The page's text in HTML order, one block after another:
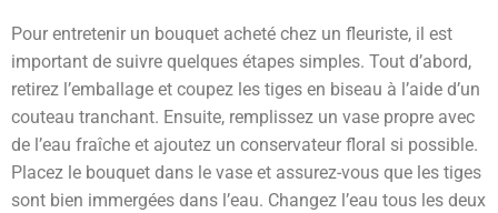
Pour entretenir un bouquet acheté chez un fleuriste, il est
important de suivre quelques étapes simples. Tout d’abord,
retirez l’emballage et coupez les tiges en biseau à l’aide d’un
couteau tranchant. Ensuite, remplissez un vase propre avec
de l’eau fraîche et ajoutez un conservateur floral si possible.
Placez le bouquet dans le vase et assurez-vous que les tiges
sont bien immergées dans l’eau. Changez l’eau tous les deux